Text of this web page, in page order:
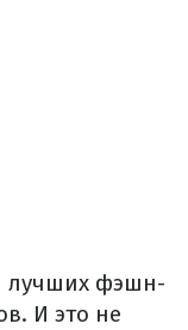
лучших фэшн-
И это не